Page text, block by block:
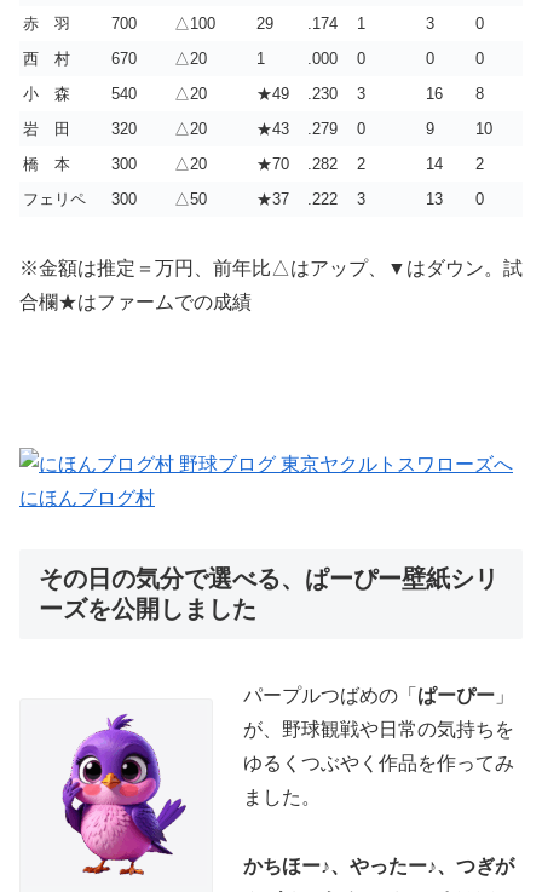
赤 羽
700 △100 29 .174 1 3
0
西 村
670 △20 1 .000 0 0
0
小 森
540 △20 ★49 .230 3 16
8
岩 田
320 △20 ★43 .279 0 9
10
橋 本
300 △20 ★70 .282 2 14
2
フェリペ
300 △50 ★37 .222 3 13 0
※金額は推定＝万円、前年比△はアップ、▼はダウン。試
合欄★はファームでの成績
にほんブログ村
その日の気分で選べる、ぱーぴー壁紙シリ
ーズを公開しました
パープルつばめの「 ぱーぴー 」
が、野球観戦や日常の気持ちを
ゆるくつぶやく作品を作ってみ
ました。
かちほー♪、やったー♪、つぎが